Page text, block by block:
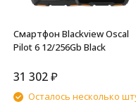
Смартфон Blackview Oscal
Pilot 6 12/256Gb Black
31 302₽
Осталось несколько